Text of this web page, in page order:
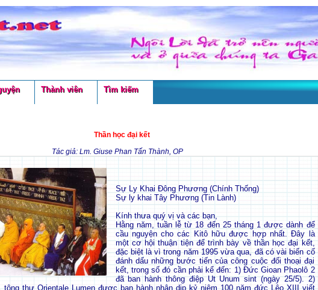
Thành viên Tìm kiếm
Thần học đại kết
Tác giả: Lm. Giuse Phan Tấn Thành, OP
Sự Ly Khai Đông Phương (Chính Thống)
Sự ly khai Tây Phương (Tin Lành)
Kính thưa quý vị và các bạn,
Hằng năm, tuần lễ từ 18 đến 25 tháng 1 được dành để
cầu nguyện cho các Kitô hữu được hợp nhất. Đây là
một cơ hội thuận tiện để trình bày về thần học đại kết,
đặc biệt là vì trong năm 1995 vừa qua, đã có vài biến cố
đánh dấu những bước tiến của công cuộc đối thoại đại
kết, trong số đó cần phải kể đến: 1) Đức Gioan Phaolô 2
đã ban hành thông điệp Ut Unum sint (ngày 25/5). 2)
thư Orientale Lumen được ban hành nhân dịp kỷ niệm 100 năm đức Lêo XIII viết